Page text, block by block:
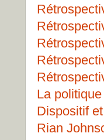
La
Dispositif
Rian